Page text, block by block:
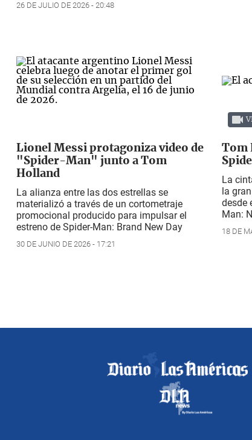
26 DE JULIO DE 2026 - 20:48
Lionel Messi protagoniza video de
"Spider-Man" junto a Tom
Holland
La alianza entre las dos estrellas se
materializó a través de un cortometraje
promocional producido para impulsar el
estreno de Spider-Man: Brand New Day
30 DE JUNIO DE 2026 - 17:21
Tom
La
la
desde
Man:
18 DE